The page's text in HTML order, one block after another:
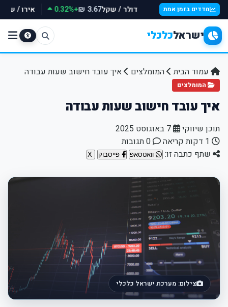
מדדים בזמן אמת דולר / שקל3.67 ₪
+0.32% אירו /
ישראלכלכלי
עמוד הבית המומלצים איך עובד חישוב שעות עבודה
המומלצים
איך עובד חישוב שעות עבודה
תוכן שיווקי
שתף כתבה זו:
וואטסאפ פייסבוק
צילום: מערכת ישראל כלכלי